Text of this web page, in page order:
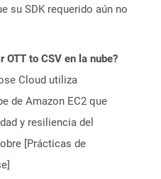
su SDK requerido aún no
OTT to CSV en la nube?
Cloud utiliza
de Amazon EC2 que
y resiliencia del
[Prácticas de